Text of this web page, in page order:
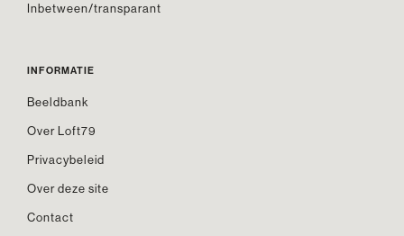
Inbetween/transparant
INFORMATIE
Beeldbank
Over Loft79
Privacybeleid
Over deze site
Contact